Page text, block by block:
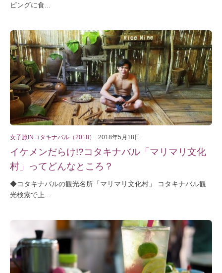
ピングに食...
女子旅INコタキナバル（2018） 2018年5月18日
イケメンだらけ!?コタキナバル「マリマリ文化
村」ってどんなところ？
◆コタキナバルの観光名所「マリマリ文化村」 コタキナバル観
光検索で上...